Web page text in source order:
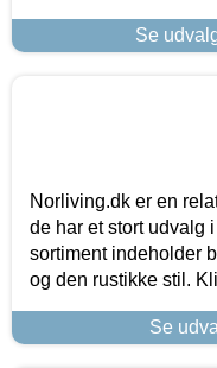
Se
Norliving.dk er en
de har et stort udvalg
sortiment indeholder
og den rustikke stil.
Se